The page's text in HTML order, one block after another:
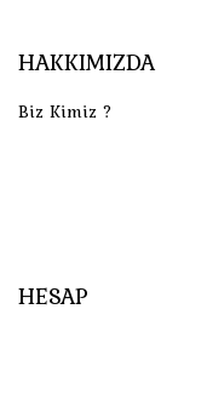
HAKKIMIZDA
Biz Kimiz ?
HESAP